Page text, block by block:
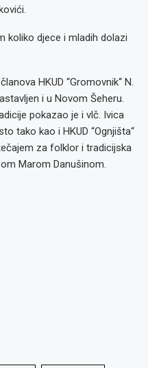
koliko djece i mladih dolazi
HKUD “Gromovnik“ N.
i u Novom Šeheru.
pokazao je i vlč. Ivica
tako kao i HKUD “Ognjišta“
za folklor i tradicijska
Marom Danušinom.